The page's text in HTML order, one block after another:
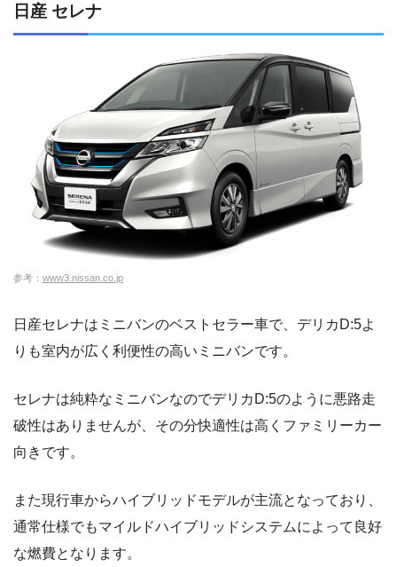
日産 セレナ
参考： www3.nissan.co.jp
日産セレナはミニバンのベストセラー車で、デリカD:5よ
りも室内が広く利便性の高いミニバンです。
セレナは純粋なミニバンなのでデリカD:5のように悪路走
破性はありませんが、その分快適性は高くファミリーカー
向きです。
また現行車からハイブリッドモデルが主流となっており、
通常仕様でもマイルドハイブリッドシステムによって良好
な燃費となります。